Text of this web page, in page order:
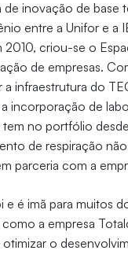
inovação de base
entre a Unifor e a
criou-se o
de empresas.
infraestrutura do
incorporação de
no portfólio
de respiração
parceria com a
é imã para muitos
a empresa
o